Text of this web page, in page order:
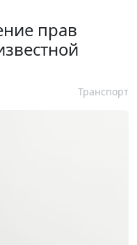
прав
Транспорт